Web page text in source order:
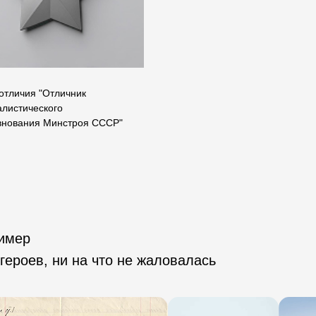
"Отличник
Минстроя СССР"
ни на что не жаловалась